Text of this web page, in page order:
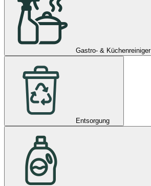
Gastro- & Küchenreiniger
Entsorgung